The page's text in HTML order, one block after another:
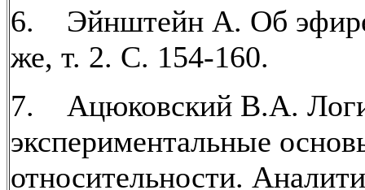
6. Эйнштейн А. Об
же, т. 2. С. 154-160.
7. Ацюковский В.А.
экспериментальные
относительности.